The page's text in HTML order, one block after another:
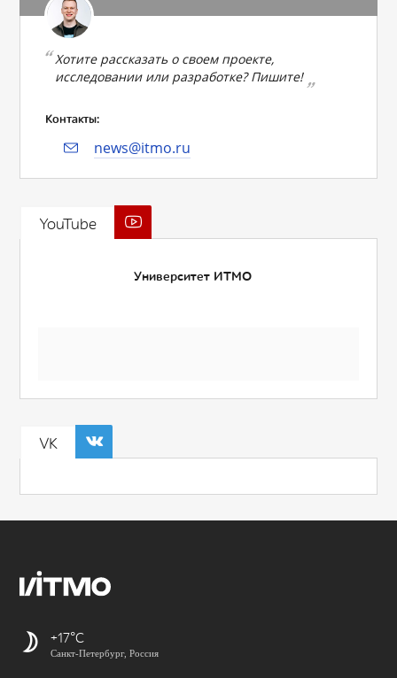
Хотите рассказать о своем проекте,
исследовании или разработке? Пишите!
Контакты:
news@itmo.ru
YouTube
Университет ИТМО
VK
+17
Санкт-Петербург, Россия